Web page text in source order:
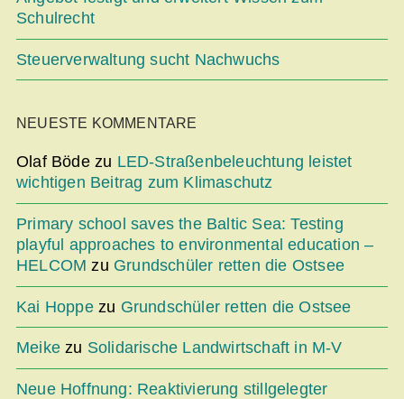
Schulrecht
Steuerverwaltung sucht Nachwuchs
NEUESTE KOMMENTARE
Olaf Bödezu LED-Straßenbeleuchtung leistet
wichtigen Beitrag zum Klimaschutz
Primary school saves the Baltic Sea: Testing
playful approaches to environmental education –
HELCOM zu Grundschüler retten die Ostsee
Kai Hoppezu Grundschüler retten die Ostsee
Meike zu Solidarische Landwirtschaft in M-V
Neue Hoffnung: Reaktivierung stillgelegter